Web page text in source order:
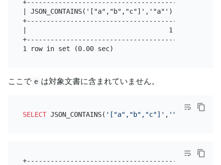
+--------------------------------------+
| JSON_CONTAINS('["a","b","c"]','"a"') |
+--------------------------------------+
|                                    1 |
+--------------------------------------+
ここで e は対象文書に含まれていません。
SELECT JSON_CONTAINS( '["a","b","c"]' , '"e"'
+--------------------------------------+